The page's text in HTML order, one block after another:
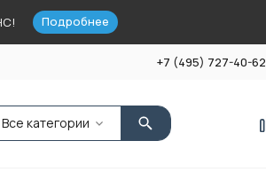
Подробнее
+7 (495) 727-40-62
Все категории